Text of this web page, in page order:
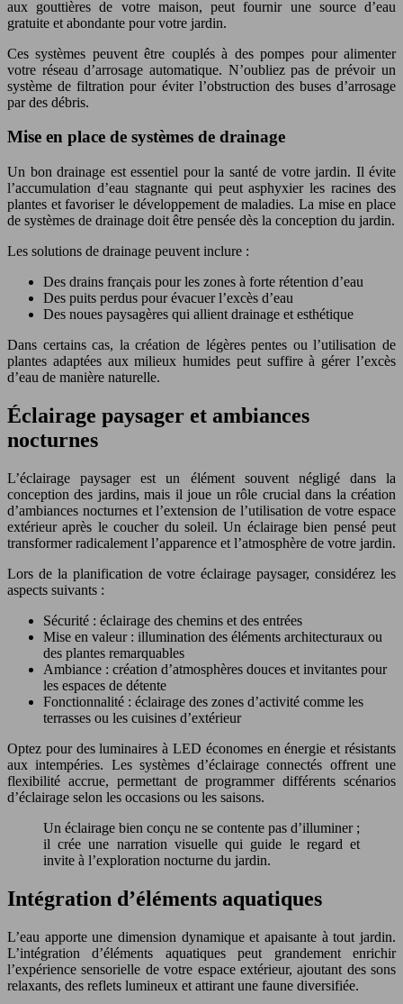
aux gouttières de votre maison, peut fournir une source d’eau
gratuite et abondante pour votre jardin.
Ces systèmes peuvent être couplés à des pompes pour alimenter
votre réseau d’arrosage automatique. N’oubliez pas de prévoir un
système de filtration pour éviter l’obstruction des buses d’arrosage
par des débris.
Mise en place de systèmes de drainage
Un bon drainage est essentiel pour la santé de votre jardin. Il évite
l’accumulation d’eau stagnante qui peut asphyxier les racines des
plantes et favoriser le développement de maladies. La mise en place
de systèmes de drainage doit être pensée dès la conception du jardin.
Les solutions de drainage peuvent inclure :
Des drains français pour les zones à forte rétention d’eau
Des puits perdus pour évacuer l’excès d’eau
Des noues paysagères qui allient drainage et esthétique
Dans certains cas, la création de légères pentes ou l’utilisation de
plantes adaptées aux milieux humides peut suffire à gérer l’excès
d’eau de manière naturelle.
Éclairage paysager et ambiances
nocturnes
L’éclairage paysager est un élément souvent négligé dans la
conception des jardins, mais il joue un rôle crucial dans la création
d’ambiances nocturnes et l’extension de l’utilisation de votre espace
extérieur après le coucher du soleil. Un éclairage bien pensé peut
transformer radicalement l’apparence et l’atmosphère de votre jardin.
Lors de la planification de votre éclairage paysager, considérez les
aspects suivants :
Sécurité : éclairage des chemins et des entrées
Mise en valeur : illumination des éléments architecturaux ou
des plantes remarquables
Ambiance : création d’atmosphères douces et invitantes pour
les espaces de détente
Fonctionnalité : éclairage des zones d’activité comme les
terrasses ou les cuisines d’extérieur
Optez pour des luminaires à LED économes en énergie et résistants
aux intempéries. Les systèmes d’éclairage connectés offrent une
flexibilité accrue, permettant de programmer différents scénarios
d’éclairage selon les occasions ou les saisons.
Un éclairage bien conçu ne se contente pas d’illuminer ;
il crée une narration visuelle qui guide le regard et
invite à l’exploration nocturne du jardin.
Intégration d’éléments aquatiques
L’eau apporte une dimension dynamique et apaisante à tout jardin.
L’intégration d’éléments aquatiques peut grandement enrichir
l’expérience sensorielle de votre espace extérieur, ajoutant des sons
relaxants, des reflets lumineux et attirant une faune diversifiée.